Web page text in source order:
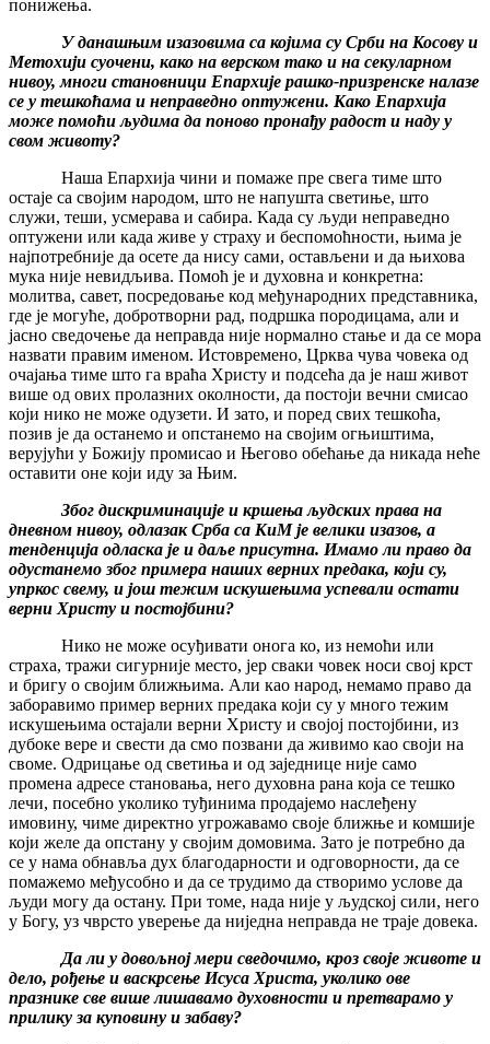
понижења.
У данашњим изазовима са којима су Срби на Косову и
Метохији суочени, како на верском тако и на секуларном
нивоу, многи становници Епархије рашко-призренске налазе
се у тешкоћама и неправедно оптужени. Како Епархија
може помоћи људима да поново пронађу радост и наду у
свом животу?
Наша Епархија чини и помаже пре свега тиме што
остаје са својим народом, што не напушта светиње, што
служи, теши, усмерава и сабира. Када су људи неправедно
оптужени или када живе у страху и беспомоћности, њима је
најпотребније да осете да нису сами, остављени и да њихова
мука није невидљива. Помоћ је и духовна и конкретна:
молитва, савет, посредовање код међународних представника,
где је могуће, добротворни рад, подршка породицама, али и
јасно сведочење да неправда није нормално стање и да се мора
назвати правим именом. Истовремено, Црква чува човека од
очајања тиме што га враћа Христу и подсећа да је наш живот
више од ових пролазних околности, да постоји вечни смисао
који нико не може одузети. И зато, и поред свих тешкоћа,
позив је да останемо и опстанемо на својим огњиштима,
верујући у Божију промисао и Његово обећање да никада неће
оставити оне који иду за Њим.
Због дискриминације и кршења људских права на
дневном нивоу, одлазак Срба са КиМ је велики изазов, а
тенденција одласка је и даље присутна. Имамо ли право да
одустанемо због примера наших верних предака, који су,
упркос свему, и још тежим искушењима успевали остати
верни Христу и постојбини?
Нико не може осуђивати онога ко, из немоћи или
страха, тражи сигурније место, јер сваки човек носи свој крст
и бригу о својим ближњима. Али као народ, немамо право да
заборавимо пример верних предака који су у много тежим
искушењима остајали верни Христу и својој постојбини, из
дубоке вере и свести да смо позвани да живимо као своји на
своме. Одрицање од светиња и од заједнице није само
промена адресе становања, него духовна рана која се тешко
лечи, посебно уколико туђинима продајемо наслеђену
имовину, чиме директно угрожавамо своје ближње и комшије
који желе да опстану у својим домовима. Зато је потребно да
се у нама обнавља дух благодарности и одговорности, да се
помажемо међусобно и да се трудимо да створимо услове да
људи могу да остану. При томе, нада није у људској сили, него
у Богу, уз чврсто уверење да ниједна неправда не траје довека.
Да ли у довољној мери сведочимо, кроз своје животе и
дело, рођење и васкрсење Исуса Христа, уколико ове
празнике све више лишавамо духовности и претварамо у
прилику за куповину и забаву?